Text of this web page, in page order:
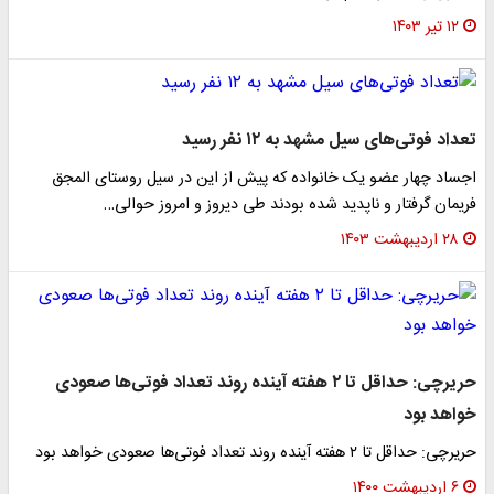
۱۲ تیر ۱۴۰۳
تعداد فوتی‌های سیل مشهد به ۱۲ نفر رسید
اجساد چهار عضو یک خانواده که پیش از این در سیل روستای المجق
فریمان گرفتار و ناپدید شده بودند طی دیروز و امروز حوالی…
۲۸ اردیبهشت ۱۴۰۳
حریرچی: حداقل تا ۲ هفته آینده روند تعداد فوتی‌ها صعودی
خواهد بود
حریرچی: حداقل تا ۲ هفته آینده روند تعداد فوتی‌ها صعودی خواهد بود
۶ اردیبهشت ۱۴۰۰